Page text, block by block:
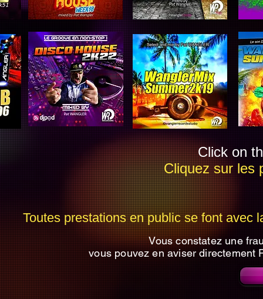
Click on
Cliquez sur les
Toutes prestations en public se font avec
Vous constatez une
vous pouvez en aviser directement